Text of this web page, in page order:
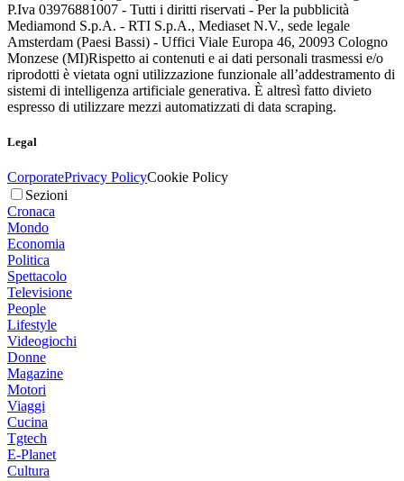
P.Iva 03976881007 - Tutti i diritti riservati - Per la pubblicità
Mediamond S.p.A. - RTI S.p.A., Mediaset N.V., sede legale
Amsterdam (Paesi Bassi) - Uffici Viale Europa 46, 20093 Cologno
Monzese (MI)Rispetto ai contenuti e ai dati personali trasmessi e/o
riprodotti è vietata ogni utilizzazione funzionale all’addestramento di
sistemi di intelligenza artificiale generativa. È altresì fatto divieto
espresso di utilizzare mezzi automatizzati di data scraping.
Legal
CorporatePrivacy PolicyCookie Policy
Sezioni
Cronaca
Mondo
Economia
Politica
Spettacolo
Televisione
People
Lifestyle
Videogiochi
Donne
Magazine
Motori
Viaggi
Cucina
Tgtech
E-Planet
Cultura